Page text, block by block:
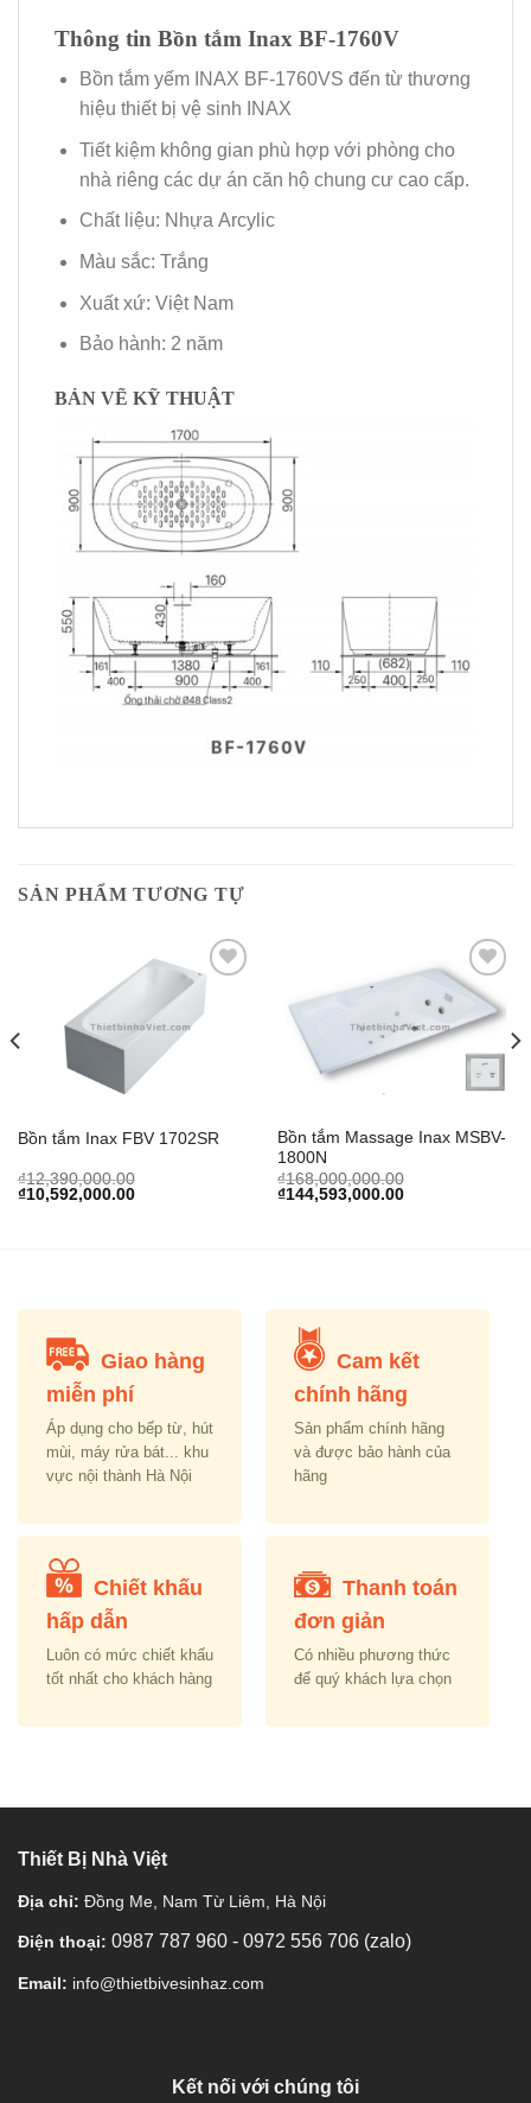
Thông tin Bồn tắm Inax BF-1760V
Bồn tắm yếm INAX BF-1760VS đến từ thương
hiệu thiết bị vệ sinh INAX
Tiết kiệm không gian phù hợp với phòng cho
nhà riêng các dự án căn hộ chung cư cao cấp.
Chất liệu: Nhựa Arcylic
Màu sắc: Trắng
Xuất xứ: Việt Nam
Bảo hành: 2 năm
BẢN VẼ KỸ THUẬT
SẢN PHẨM TƯƠNG TỰ
Bồn tắm Inax FBV 1702SR
₫12,390,000.00
Original
₫10,592,000.00Current
Add to
Wishlist
Bồn tắm Massage Inax MSBV-
1800N
₫168,000,000.00
Original
₫144,593,000.00Current
Giao hàng
miễn phí
Áp dụng cho bếp từ, hút
mùi, máy rửa bát... khu
vực nội thành Hà Nội
Cam kết
chính hãng
Sản phẩm chính hãng
và được bảo hành của
hãng
Chiết khấu
hấp dẫn
Luôn có mức chiết khấu
tốt nhất cho khách hàng
Thanh toán
đơn giản
Có nhiều phương thức
để quý khách lựa chọn
Thiết Bị Nhà Việt
Địa chỉ: Đồng Me, Nam Từ Liêm, Hà Nội
Điện thoại: 0987 787 960 - 0972 556 706 (zalo)
Email: info@thietbivesinhaz.com
Kết nối với chúng tôi